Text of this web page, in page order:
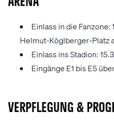
Einlass in die
Helmut-Köglberger-Platz
Einlass ins Stadion:
Eingänge E1 bis E5
VERPFLEGUNG &